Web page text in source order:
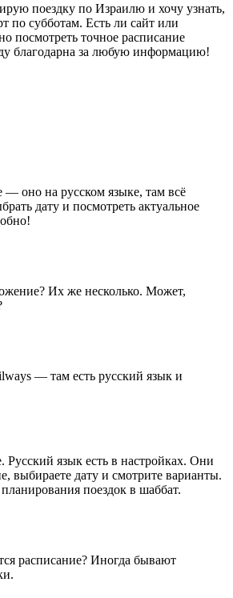
поездку по Израилю и хочу узнать,
по субботам. Есть ли сайт или
посмотреть точное расписание
благодарна за любую информацию!
— оно на русском языке, там всё
дату и посмотреть актуальное
Их же несколько. Может,
— там есть русский язык и
язык есть в настройках. Они
выбираете дату и смотрите варианты.
поездок в шаббат.
расписание? Иногда бывают